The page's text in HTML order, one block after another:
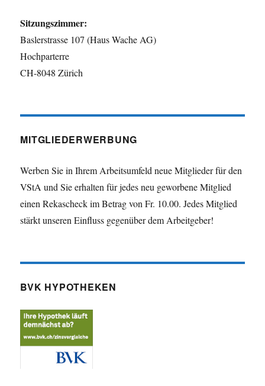
Sitzungszimmer:
Baslerstrasse 107 (Haus Wache AG)
Hochparterre
CH-8048 Zürich
MITGLIEDERWERBUNG
Werben Sie in Ihrem Arbeitsumfeld neue Mitglieder für den
VStA und Sie erhalten für jedes neu geworbene Mitglied
einen Rekascheck im Betrag von Fr. 10.00. Jedes Mitglied
stärkt unseren Einfluss gegenüber dem Arbeitgeber!
BVK HYPOTHEKEN